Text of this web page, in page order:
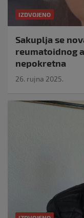
IZDVOJENO
Sakuplja se
reumatoidnog
nepokretna
26. rujna 2025.